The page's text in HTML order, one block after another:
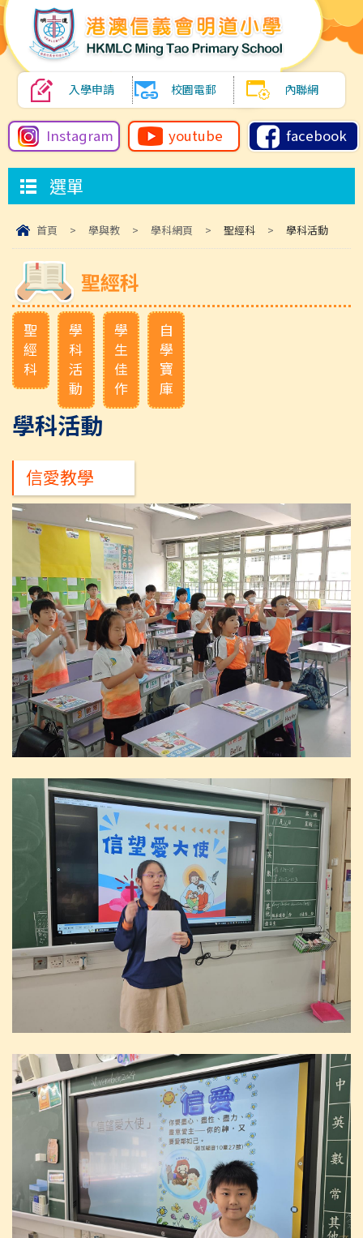
入學申請 校園電郵 內聯網
Instagram youtube facebook
選單
首頁 > 學與教 > 學科網頁 > 聖經科 > 學科活動
聖經科
聖
經
科
學
科
活
動
學
生
佳
作
自
學
寶
庫
學科活動
信愛教學